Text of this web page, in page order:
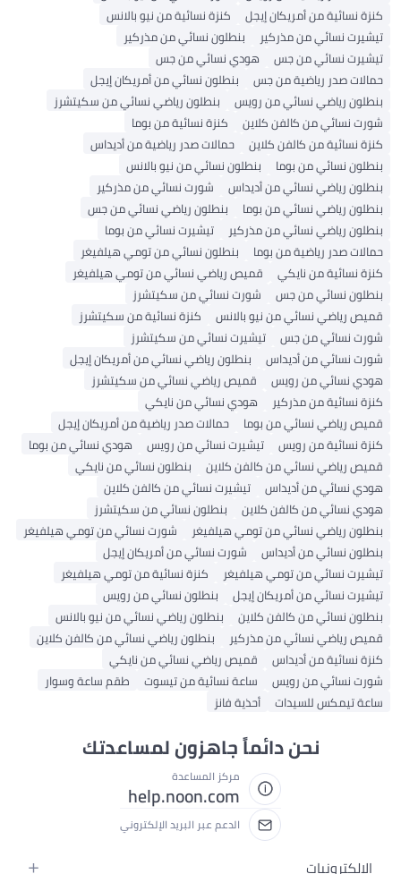
كنزة نسائية من أمريكان إيجل
كنزة نسائية من نيو بالانس
تيشيرت نسائي من مذركير
بنطلون نسائي من مذركير
تيشيرت نسائي من جس
هودي نسائي من جس
حمالات صدر رياضية من جس
بنطلون نسائي من أمريكان إيجل
بنطلون رياضي نسائي من رويس
بنطلون رياضي نسائي من سكيتشرز
شورت نسائي من كالفن كلاين
كنزة نسائية من بوما
كنزة نسائية من كالفن كلاين
حمالات صدر رياضية من أديداس
بنطلون نسائي من بوما
بنطلون نسائي من نيو بالانس
بنطلون رياضي نسائي من أديداس
شورت نسائي من مذركير
بنطلون رياضي نسائي من بوما
بنطلون رياضي نسائي من جس
بنطلون رياضي نسائي من مذركير
تيشيرت نسائي من بوما
حمالات صدر رياضية من بوما
بنطلون نسائي من تومي هيلفيغر
كنزة نسائية من نايكي
قميص رياضي نسائي من تومي هيلفيغر
بنطلون نسائي من جس
شورت نسائي من سكيتشرز
قميص رياضي نسائي من نيو بالانس
كنزة نسائية من سكيتشرز
شورت نسائي من جس
تيشيرت نسائي من سكيتشرز
شورت نسائي من أديداس
بنطلون رياضي نسائي من أمريكان إيجل
هودي نسائي من رويس
قميص رياضي نسائي من سكيتشرز
كنزة نسائية من مذركير
هودي نسائي من نايكي
قميص رياضي نسائي من بوما
حمالات صدر رياضية من أمريكان إيجل
كنزة نسائية من رويس
تيشيرت نسائي من رويس
هودي نسائي من بوما
قميص رياضي نسائي من كالفن كلاين
بنطلون نسائي من نايكي
هودي نسائي من أديداس
تيشيرت نسائي من كالفن كلاين
هودي نسائي من كالفن كلاين
بنطلون نسائي من سكيتشرز
بنطلون رياضي نسائي من تومي هيلفيغر
شورت نسائي من تومي هيلفيغر
بنطلون نسائي من أديداس
شورت نسائي من أمريكان إيجل
تيشيرت نسائي من تومي هيلفيغر
كنزة نسائية من تومي هيلفيغر
تيشيرت نسائي من أمريكان إيجل
بنطلون نسائي من رويس
بنطلون نسائي من كالفن كلاين
بنطلون رياضي نسائي من نيو بالانس
قميص رياضي نسائي من مذركير
بنطلون رياضي نسائي من كالفن كلاين
كنزة نسائية من أديداس
قميص رياضي نسائي من نايكي
شورت نسائي من رويس
ساعة نسائية من تيسوت
طقم ساعة وسوار
ساعة تيمكس للسيدات
أحذية فانز
نحن دائماً جاهزون لمساعدتك
مركز المساعدة
help.noon.com
الدعم عبر البريد الإلكتروني
الإلكترونيات